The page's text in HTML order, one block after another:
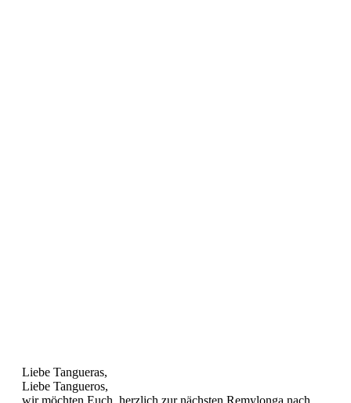
Liebe Tangueras,
Liebe Tangueros,
wir möchten Euch herzlich zur nächsten Remylonga nach